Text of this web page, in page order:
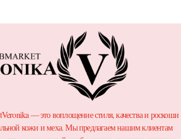
— это воплощение стиля, качества и роскоши
кожи и меха. Мы предлагаем нашим клиентам